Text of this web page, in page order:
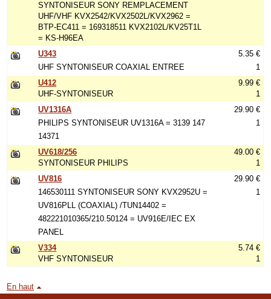
SYNTONISEUR SONY REMPLACEMENT
UHF/VHF KVX2542/KVX2502L/KVX2962 =
BTP-EC411 = 169318511 KVX2102L/KV25T1L
= KS-H96EA
U343
UHF SYNTONISEUR COAXIAL ENTREE
5.35 €
1
U412
UHF-SYNTONISEUR
9.99 €
1
UV1316A
PHILIPS SYNTONISEUR UV1316A = 3139 147
14371
29.90 €
1
UV618/256
SYNTONISEUR PHILIPS
49.00 €
1
UV816
146530111 SYNTONISEUR SONY KVX2952U =
UV816PLL (COAXIAL) /TUN14402 =
482221010365/210.50124 = UV916E/IEC EX
PANEL
29.90 €
1
V334
VHF SYNTONISEUR
5.74 €
1
En haut